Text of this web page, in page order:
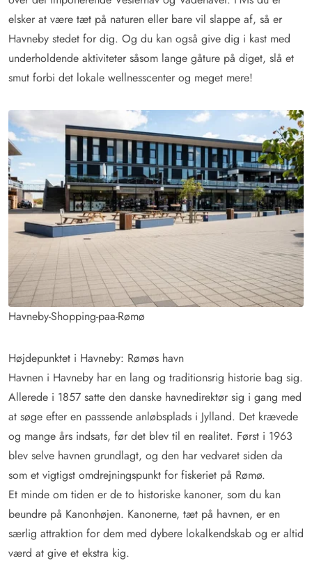
elsker at være tæt på naturen eller bare vil slappe af, så er
Havneby stedet for dig. Og du kan også give dig i kast med
underholdende aktiviteter såsom lange gåture på diget, slå et
smut forbi det lokale wellnesscenter og meget mere!
Havneby-Shopping-paa-Rømø
Højdepunktet i Havneby: Rømøs havn
Havnen i Havneby har en lang og traditionsrig historie bag sig.
Allerede i 1857 satte den danske havnedirektør sig i gang med
at søge efter en passsende anløbsplads i Jylland. Det krævede
og mange års indsats, før det blev til en realitet. Først i 1963
blev selve havnen grundlagt, og den har vedvaret siden da
som et vigtigst omdrejningspunkt for fiskeriet på Rømø.
Et minde om tiden er de to historiske kanoner, som du kan
beundre på Kanonhøjen. Kanonerne, tæt på havnen, er en
særlig attraktion for dem med dybere lokalkendskab og er altid
værd at give et ekstra kig.